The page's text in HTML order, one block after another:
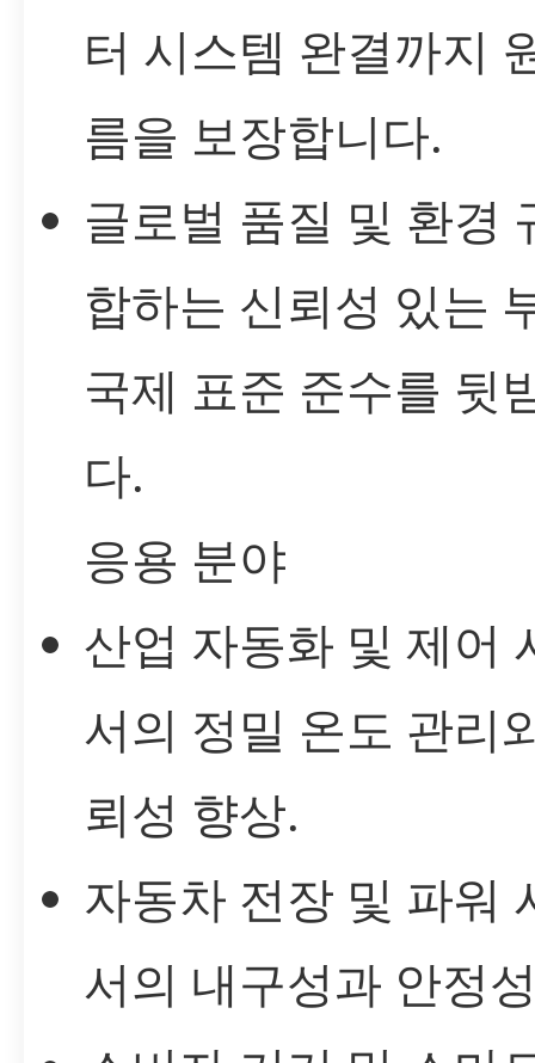
터 시스템 완결까지
름을 보장합니다.
글로벌 품질 및 환경
합하는 신뢰성 있는
국제 표준 준수를 뒷
다.
응용 분야
산업 자동화 및 제어
서의 정밀 온도 관리
뢰성 향상.
자동차 전장 및 파워
서의 내구성과 안정